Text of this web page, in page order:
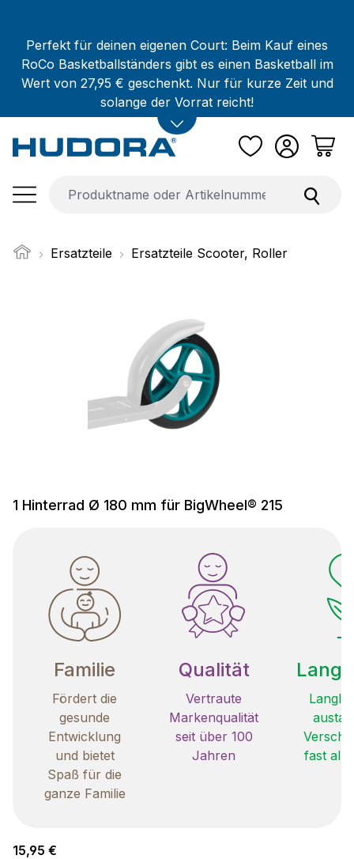
Perfekt für deinen eigenen Court: Beim Kauf eines
RoCo Basketballständers gibt es einen Basketball im
Wert von 27,95 € geschenkt. Nur für kurze Zeit und
solange der Vorrat reicht!
Ersatzteile Ersatzteile Scooter, Roller
1 Hinterrad Ø 180 mm für BigWheel® 215
Familie
Fördert die
gesunde
Entwicklung
und bietet
Spaß für die
ganze Familie
Qualität
Vertraute
Markenqualität
seit über 100
Jahren
fast
Regulärer Preis:
15,95 €